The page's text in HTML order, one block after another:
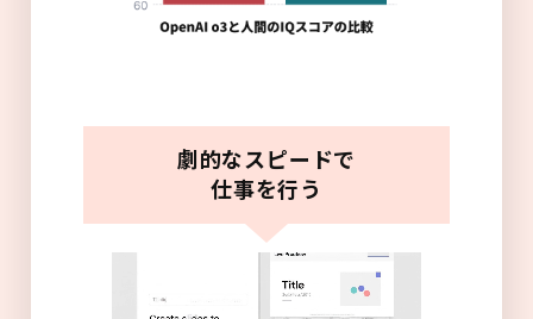
劇的なスピードで
仕事を行う